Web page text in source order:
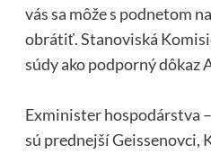
vás sa môže s podnetom
obrátiť. Stanoviská
súdy ako podporný dôkaz
Exminister hospodárstva
sú prednejší Geissenovci,